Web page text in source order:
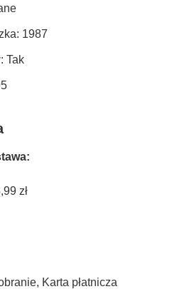
1987
Tak
zł
Karta płatnicza